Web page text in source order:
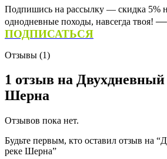
Подпишись на рассылку — скидка 5%
однодневные походы, навсегда твоя!
ПОДПИСАТЬСЯ
Отзывы (1)
1 отзыв на Двухдневный
Шерна
Отзывов пока нет.
Будьте первым, кто оставил отзыв на
реке Шерна”